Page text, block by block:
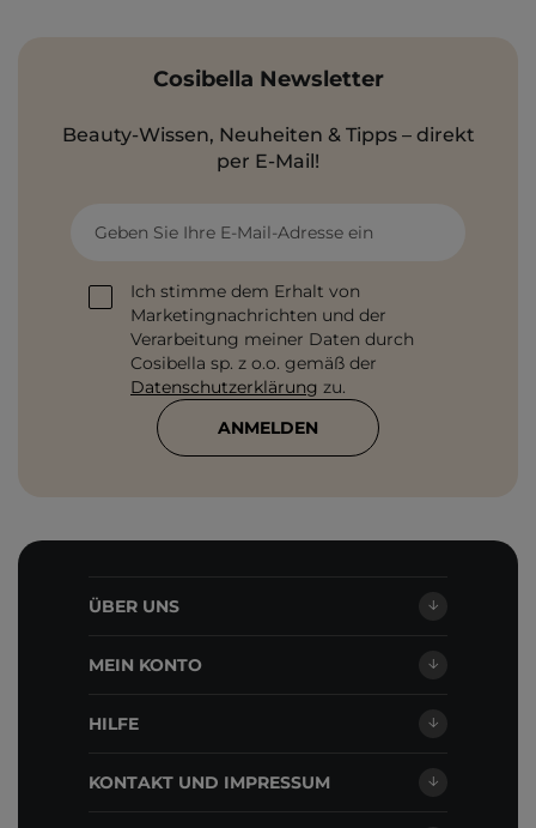
Cosibella Newsletter
Beauty-Wissen, Neuheiten & Tipps – direkt
per E-Mail!
Geben Sie Ihre E-Mail-Adresse ein
Ich stimme dem Erhalt von
Marketingnachrichten und der
Verarbeitung meiner Daten durch
Cosibella sp. z o.o. gemäß der
Datenschutzerklärung zu.
ANMELDEN
ÜBER UNS
MEIN KONTO
HILFE
KONTAKT UND IMPRESSUM